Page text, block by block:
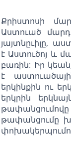
Քրիստոսի
Աստուած
յայտնըւիլը,
է Աստուծոյ և
բառին: Իր
է
երկինքին ու
երկրին
թափանցումովը
թափանցումը